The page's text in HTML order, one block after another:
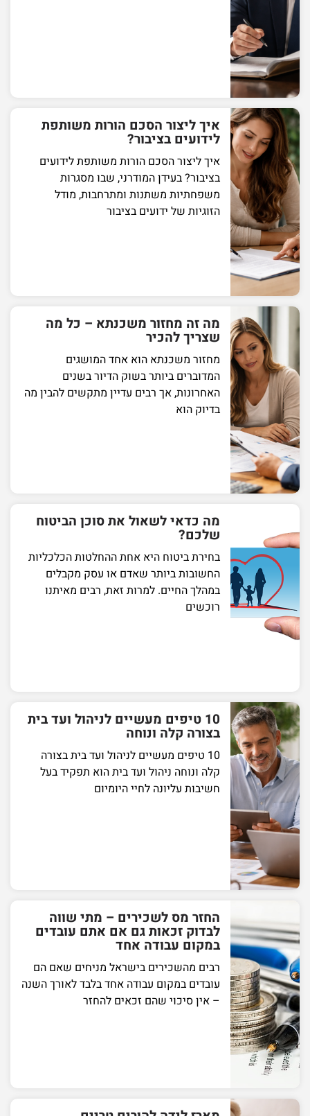
איך ליצור הסכם הורות משותפת
לידועים בציבור?
איך ליצור הסכם הורות משותפת לידועים
בציבור? בעידן המודרני, שבו מסגרות
משפחתיות משתנות ומתרחבות, מודל
הזוגיות של ידועים בציבור
מה זה מחזור משכנתא – כל מה
שצריך להכיר
מחזור משכנתא הוא אחד המושגים
המדוברים ביותר בשוק הדיור בשנים
האחרונות, אך רבים עדיין מתקשים להבין מה
בדיוק הוא
מה כדאי לשאול את סוכן הביטוח
שלכם?
בחירת ביטוח היא אחת ההחלטות הכלכליות
החשובות ביותר שאדם או עסק מקבלים
במהלך החיים. למרות זאת, רבים מאיתנו
רוכשים
10 טיפים מעשיים לניהול ועד בית
בצורה קלה ונוחה
10 טיפים מעשיים לניהול ועד בית בצורה
קלה ונוחה ניהול ועד בית הוא תפקיד בעל
חשיבות עליונה לחיי היומיום
החזר מס לשכירים – מתי שווה
לבדוק זכאות גם אם אתם עובדים
במקום עבודה אחד
רבים מהשכירים בישראל מניחים שאם הם
עובדים במקום עבודה אחד בלבד לאורך השנה
– אין סיכוי שהם זכאים להחזר